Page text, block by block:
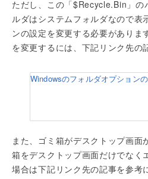
ただし、この「$Recycle.Bin」
ルダはシステムフォルダなので
ンの設定を変更する必要があり
を変更するには、下記リンク先の
Windowsのフォルダオプション
また、ゴミ箱がデスクトップ画
箱をデスクトップ画面だけでな
場合は下記リンク先の記事を参考